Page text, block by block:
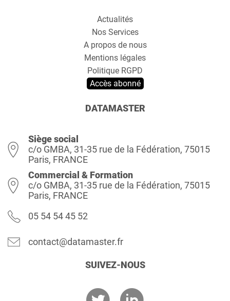
Actualités
Nos Services
A propos de nous
Mentions légales
Politique RGPD
Accès abonné
DATAMASTER
Siège social
c/o GMBA, 31-35 rue de la Fédération, 75015
Paris, FRANCE
Commercial & Formation
c/o GMBA, 31-35 rue de la Fédération, 75015
Paris, FRANCE
05 54 54 45 52
contact@datamaster.fr
SUIVEZ-NOUS